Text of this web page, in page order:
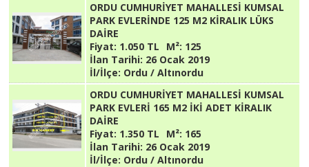
ORDU CUMHURİYET MAHALLESİ KUMSAL
PARK EVLERİNDE 125 M2 KİRALIK LÜKS
DAİRE
Fiyat: 1.050 TL M²: 125
İlan Tarihi: 26 Ocak 2019
İl/İlçe: Ordu / Altınordu
ORDU CUMHURİYET MAHALLESİ KUMSAL
PARK EVLERİ 165 M2 İKİ ADET KİRALIK
DAİRE
Fiyat: 1.350 TL M²: 165
İlan Tarihi: 26 Ocak 2019
İl/İlçe: Ordu / Altınordu